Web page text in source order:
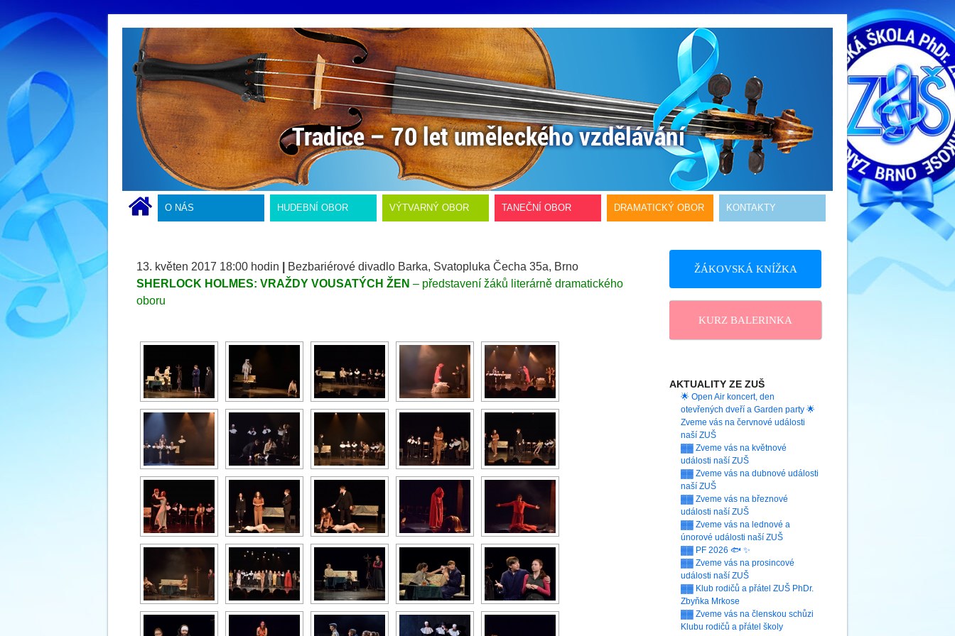
O NÁS HUDEBNÍ OBOR VÝTVARNÝ OBOR TANEČNÍ OBOR DRAMATICKÝ OBOR KONTAKTY
13. květen 2017 18:00 hodin
Bezbariérové divadlo Barka, Svatopluka Čecha 35a, Brno
SHERLOCK HOLMES: VRAŽDY VOUSATÝCH ŽEN – představení žáků literárně dramatického
oboru
ŽÁKOVSKÁ KNÍŽKA
KURZ BALERINKA
AKTUALITY ZE ZUŠ
🌟 Open Air koncert, den
otevřených dveří a Garden party 🌟
Zveme vás na červnové události
naší ZUŠ
▓▓ Zveme vás na květnové
události naší ZUŠ
▓▓ Zveme vás na dubnové události
naší ZUŠ
▓▓ Zveme vás na březnové
události naší ZUŠ
▓▓ Zveme vás na lednové a
únorové události naší ZUŠ
▓▓ PF 2026 🐟 ✨
▓▓ Zveme vás na prosincové
události naší ZUŠ
▓▓ Klub rodičů a přátel ZUŠ PhDr.
Zbyňka Mrkose
▓▓ Zveme vás na členskou schůzi
Klubu rodičů a přátel školy